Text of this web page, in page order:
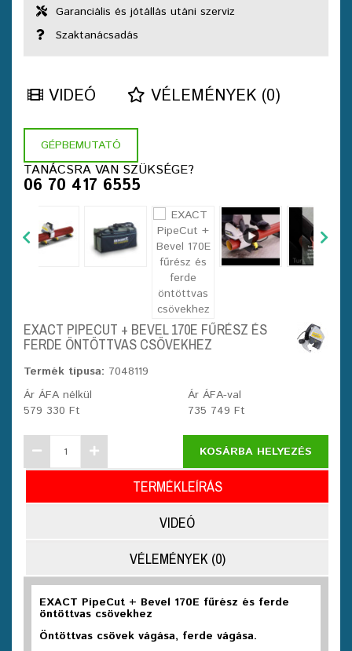
Garanciális és jótállás utáni szerviz
Szaktanácsadás
VIDEÓ VÉLEMÉNYEK (0)
GÉPBEMUTATÓ
TANÁCSRA VAN SZÜKSÉGE?
06 70 417 6555
EXACT PIPECUT + BEVEL 170E FŰRÉSZ ÉS
FERDE ÖNTÖTTVAS CSÖVEKHEZ
Termék típusa: 7048119
Ár ÁFA nélkül
579 330 Ft
Ár ÁFA-val
735 749 Ft
KOSÁRBA HELYEZÉS
TERMÉKLEÍRÁS
VIDEÓ
VÉLEMÉNYEK (0)
EXACT PipeCut + Bevel 170E fűrész és ferde
öntöttvas csövekhez
Öntöttvas csövek vágása, ferde vágása.